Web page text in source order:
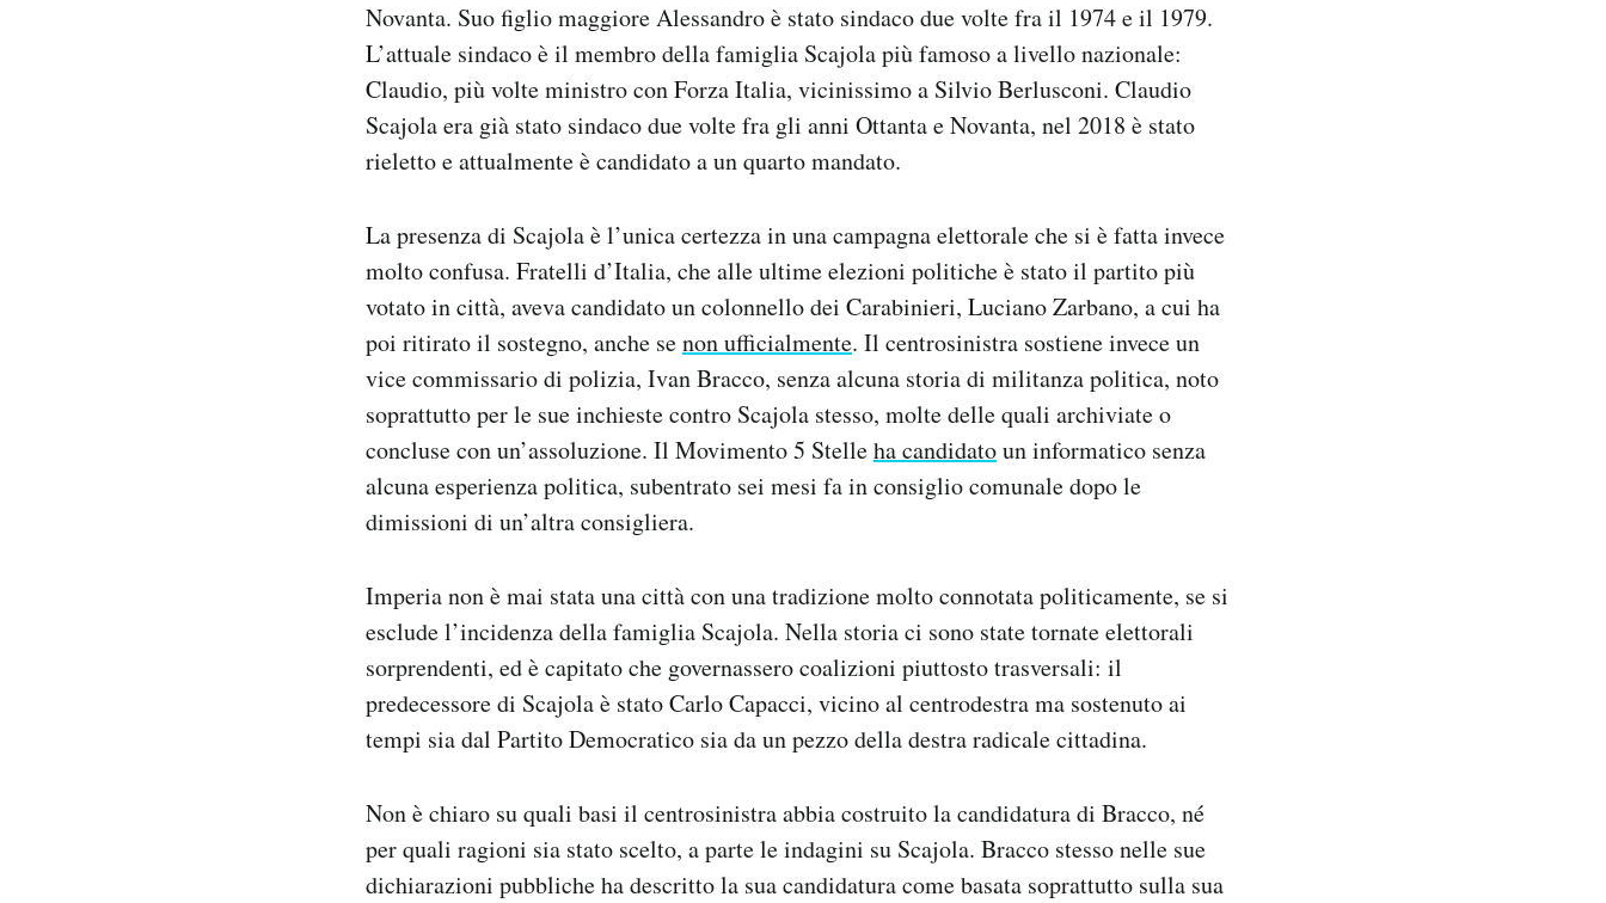
Novanta. Suo figlio maggiore Alessandro è stato sindaco due volte fra il 1974 e il 1979.
L’attuale sindaco è il membro della famiglia Scajola più famoso a livello nazionale:
Claudio, più volte ministro con Forza Italia, vicinissimo a Silvio Berlusconi. Claudio
Scajola era già stato sindaco due volte fra gli anni Ottanta e Novanta, nel 2018 è stato
rieletto e attualmente è candidato a un quarto mandato.
La presenza di Scajola è l’unica certezza in una campagna elettorale che si è fatta invece
molto confusa. Fratelli d’Italia, che alle ultime elezioni politiche è stato il partito più
votato in città, aveva candidato un colonnello dei Carabinieri, Luciano Zarbano, a cui ha
poi ritirato il sostegno, anche senon ufficialmente. Il centrosinistra sostiene invece un
vice commissario di polizia, Ivan Bracco, senza alcuna storia di militanza politica, noto
soprattutto per le sue inchieste contro Scajola stesso, molte delle quali archiviate o
concluse con un’assoluzione. Il Movimento 5 Stelleha candidatoun informatico senza
alcuna esperienza politica, subentrato sei mesi fa in consiglio comunale dopo le
dimissioni di un’altra consigliera.
Imperia non è mai stata una città con una tradizione molto connotata politicamente, se si
esclude l’incidenza della famiglia Scajola. Nella storia ci sono state tornate elettorali
sorprendenti, ed è capitato che governassero coalizioni piuttosto trasversali: il
predecessore di Scajola è stato Carlo Capacci, vicino al centrodestra ma sostenuto ai
tempi sia dal Partito Democratico sia da un pezzo della destra radicale cittadina.
Non è chiaro su quali basi il centrosinistra abbia costruito la candidatura di Bracco, né
per quali ragioni sia stato scelto, a parte le indagini su Scajola. Bracco stesso nelle sue
dichiarazioni pubbliche ha descritto la sua candidatura come basata soprattutto sulla sua